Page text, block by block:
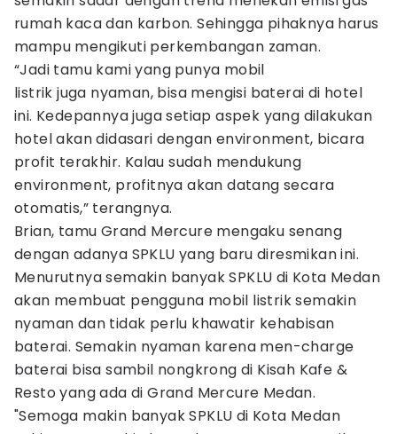
rumah kaca dan karbon. Sehingga pihaknya harus
mampu mengikuti perkembangan zaman.
“Jadi tamu kami yang punya mobil
listrik juga nyaman, bisa mengisi baterai di hotel
ini. Kedepannya juga setiap aspek yang dilakukan
hotel akan didasari dengan environment, bicara
profit terakhir. Kalau sudah mendukung
environment, profitnya akan datang secara
otomatis,” terangnya.
Brian, tamu Grand Mercure mengaku senang
dengan adanya SPKLU yang baru diresmikan ini.
Menurutnya semakin banyak SPKLU di Kota Medan
akan membuat pengguna mobil listrik semakin
nyaman dan tidak perlu khawatir kehabisan
baterai. Semakin nyaman karena men-charge
baterai bisa sambil nongkrong di Kisah Kafe &
Resto yang ada di Grand Mercure Medan.
"Semoga makin banyak SPKLU di Kota Medan